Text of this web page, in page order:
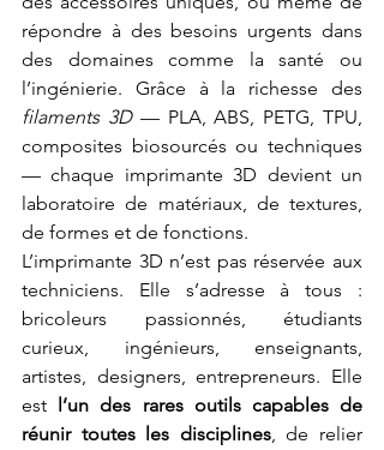
répondre à des besoins urgents dans
des domaines comme la santé ou
filaments 3D — PLA, ABS, PETG, TPU,
composites biosourcés ou techniques
— chaque imprimante 3D devient un
laboratoire de matériaux, de textures,
de formes et de fonctions.
L’imprimante 3D n’est pas réservée aux
techniciens. Elle s’adresse à tous :
bricoleurs passionnés, étudiants
curieux, ingénieurs, enseignants,
artistes, designers, entrepreneurs. Elle
est
l’un des rares outils capables de
réunir toutes les disciplines, de relier